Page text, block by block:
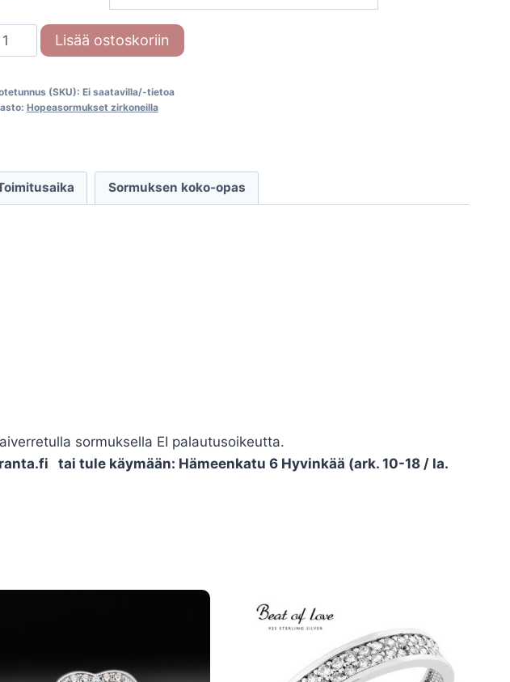
Lisää ostoskoriin
(SKU): Ei saatavilla/-tietoa
Hopeasormukset zirkoneilla
Sormuksen koko-opas
sormuksella EI palautusoikeutta.
tai tule käymään: Hämeenkatu 6 Hyvinkää (ark. 10-18 / la.